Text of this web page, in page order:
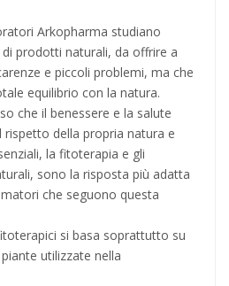
Arkopharma studiano
prodotti naturali, da offrire a
e piccoli problemi, ma che
equilibrio con la natura.
che il benessere e la salute
della propria natura e
la fitoterapia e gli
sono la risposta più adatta
che seguono questa
si basa soprattutto su
utilizzate nella